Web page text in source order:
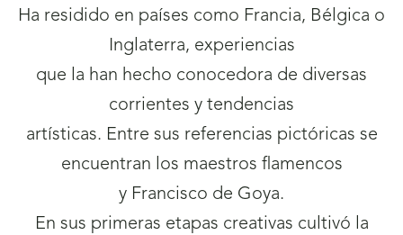
Ha residido en países como Francia, Bélgica o
Inglaterra, experiencias
que la han hecho conocedora de diversas
corrientes y tendencias
artísticas. Entre sus referencias pictóricas se
encuentran los maestros flamencos
y Francisco de Goya.
En sus primeras etapas creativas cultivó la